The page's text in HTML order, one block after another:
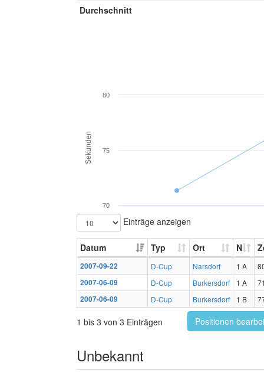
Durchschnitt
Sekunden
70
75
80
Einträge anzeigen
Datum Typ Ort N
2007-09-22 D-Cup Narsdorf 1 A
2007-06-09
D-Cup Burkersdorf 1 A
2007-06-09
D-Cup Burkersdorf 1 B
1 bis 3 von 3 Einträgen Positionen
Unbekannt